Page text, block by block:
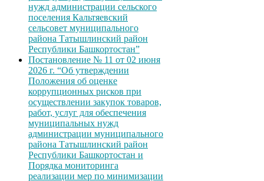
нужд администрации сельского
поселения Кальтяевский
сельсовет муниципального
района Татышлинский район
Республики Башкортостан”
Постановление № 11 от 02 июня
2026 г. “Об утверждении
Положения об оценке
коррупционных рисков при
осуществлении закупок товаров,
работ, услуг для обеспечения
муниципальных нужд
администрации муниципального
района Татышлинский район
Республики Башкортостан и
Порядка мониторинга
реализации мер по минимизации